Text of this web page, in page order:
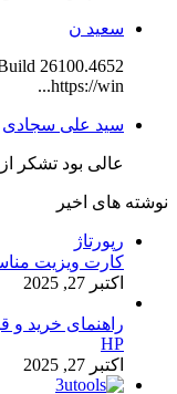
سعید ن
26100.4652
https://win...
سید علی سجادی
عالی بود تشکر
نوشته های اخیر
رپورتاژ
کارت ویزیت
اکتبر 27, 2025
راهنمای خرید و
HP
اکتبر 27, 2025